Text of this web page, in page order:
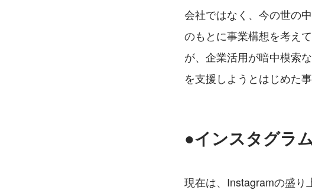
会社ではなく、今の世の
のもとに事業構想を考え
が、企業活用が暗中模索
を支援しようとはじめた事
●インスタグラ
現在は、Instagramの盛り